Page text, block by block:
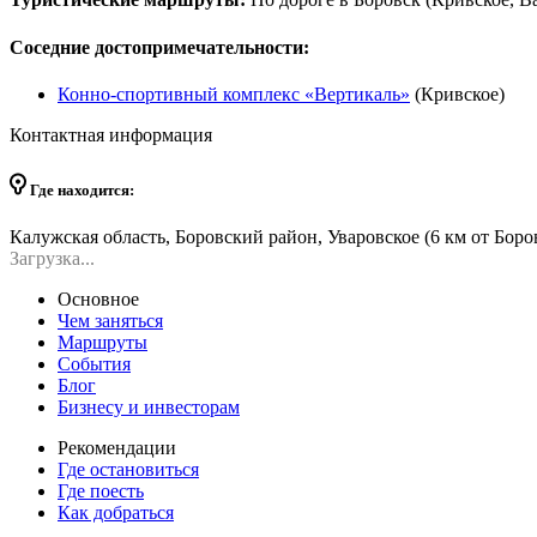
Соседние достопримечательности:
Конно-спортивный комплекс «Вертикаль» (Кривское)
Контактная информация
Где находится:
Калужская область, Боровский район, Уваровское (6 км от
Загрузка...
Основное
Чем заняться
Маршруты
События
Блог
Бизнесу и инвесторам
Рекомендации
Где остановиться
Где поесть
Как добраться